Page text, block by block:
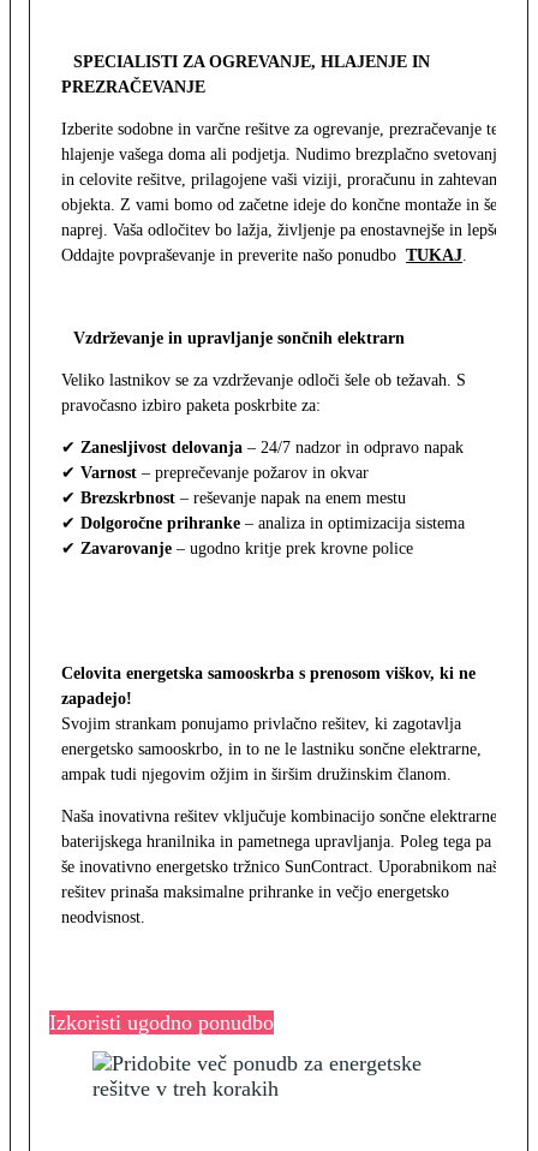
SPECIALISTI ZA OGREVANJE, HLAJENJE IN
PREZRAČEVANJE
Izberite sodobne in varčne rešitve za ogrevanje, prezračevanje ter
hlajenje vašega doma ali podjetja. Nudimo brezplačno svetovanje
in celovite rešitve, prilagojene vaši viziji, proračunu in zahtevam
objekta. Z vami bomo od začetne ideje do končne montaže in še
naprej. Vaša odločitev bo lažja, življenje pa enostavnejše in lepše.
Oddajte povpraševanje in preverite našo ponudbo TUKAJ
Vzdrževanje in upravljanje sončnih elektrarn
Veliko lastnikov se za vzdrževanje odloči šele ob težavah. S
pravočasno izbiro paketa poskrbite za:
✔ Zanesljivost delovanja – 24/7 nadzor in odpravo napak
✔ Varnost – preprečevanje požarov in okvar
✔ Brezskrbnost – reševanje napak na enem mestu
✔ Dolgoročne prihranke – analiza in optimizacija sistema
✔ Zavarovanje – ugodno kritje prek krovne police
Celovita energetska samooskrba s prenosom viškov, ki ne
zapadejo!
Svojim strankam ponujamo privlačno rešitev, ki zagotavlja
energetsko samooskrbo, in to ne le lastniku sončne elektrarne,
ampak tudi njegovim ožjim in širšim družinskim članom.
Naša inovativna rešitev vključuje kombinacijo sončne elektrarne,
baterijskega hranilnika in pametnega upravljanja. Poleg tega pa
še inovativno energetsko tržnico SunContract. Uporabnikom naša
rešitev prinaša maksimalne prihranke in večjo energetsko
neodvisnost.
Izkoristi ugodno ponudbo